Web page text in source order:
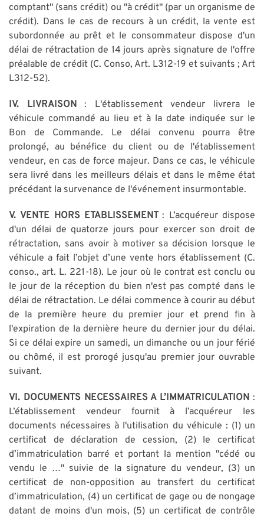
comptant" (sans crédit) ou "à crédit" (par un organisme de
crédit). Dans le cas de recours à un crédit, la vente est
subordonnée au prêt et le consommateur dispose d'un
délai de rétractation de 14 jours après signature de l'offre
préalable de crédit (C. Conso, Art. L312-19 et suivants ; Art
L312-52).
IV. LIVRAISON : L'établissement vendeur livrera le
véhicule commandé au lieu et à la date indiquée sur le
Bon de Commande. Le délai convenu pourra être
prolongé, au bénéfice du client ou de l'établissement
vendeur, en cas de force majeur. Dans ce cas, le véhicule
sera livré dans les meilleurs délais et dans le même état
précédant la survenance de l'événement insurmontable.
V.VENTE HORS ETABLISSEMENT: L’acquéreur dispose
d'un délai de quatorze jours pour exercer son droit de
rétractation, sans avoir à motiver sa décision lorsque le
véhicule a fait l’objet d’une vente hors établissement (C.
conso., art. L. 221-18). Le jour où le contrat est conclu ou
le jour de la réception du bien n'est pas compté dans le
délai de rétractation. Le délai commence à courir au début
de la première heure du premier jour et prend fin à
l'expiration de la dernière heure du dernier jour du délai.
Si ce délai expire un samedi, un dimanche ou un jour férié
ou chômé, il est prorogé jusqu'au premier jour ouvrable
suivant.
VI. DOCUMENTS NECESSAIRES A L’IMMATRICULATION :
L’établissement vendeur fournit à l’acquéreur les
documents nécessaires à l'utilisation du véhicule : (1) un
certificat de déclaration de cession, (2) le certificat
d’immatriculation barré et portant la mention "cédé ou
vendu le …" suivie de la signature du vendeur, (3) un
certificat de non-opposition au transfert du certificat
d’immatriculation, (4) un certificat de gage ou de nongage
datant de moins d'un mois, (5) un certificat de contrôle